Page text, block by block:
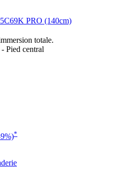
totale.
Pied central
*